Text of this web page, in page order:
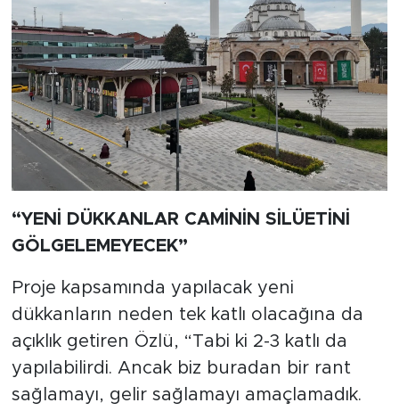
“YENİ DÜKKANLAR CAMİNİN SİLÜETİNİ
GÖLGELEMEYECEK”
Proje kapsamında yapılacak yeni
dükkanların neden tek katlı olacağına da
açıklık getiren Özlü, “Tabi ki 2-3 katlı da
yapılabilirdi. Ancak biz buradan bir rant
sağlamayı, gelir sağlamayı amaçlamadık.